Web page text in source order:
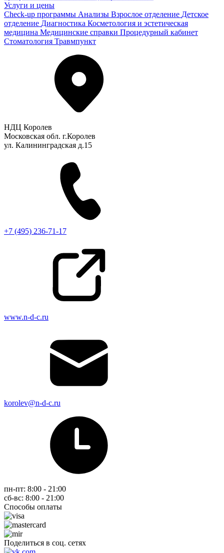
Услуги и цены
Check-up программы Анализы Взрослое отделение Детское
отделение Диагностика Косметология и эстетическая
медицина Медицинские справки Процедурный кабинет
Стоматология Травмпункт
НДЦ Королев
Московская обл. г.Королев
ул. Калининградская д.15
+7 (495) 236-71-17
www.n-d-c.ru
korolev@n-d-c.ru
пн-пт: 8:00 - 21:00
сб-вс: 8:00 - 21:00
Способы оплаты
Поделиться в соц. сетях